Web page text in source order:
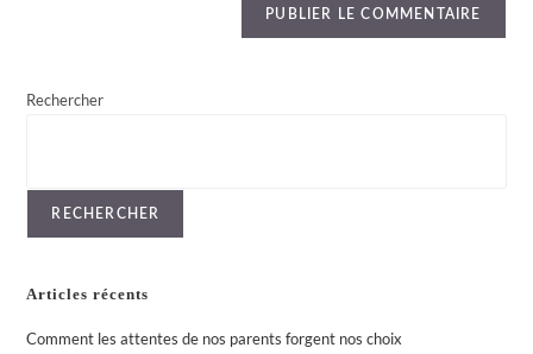
Rechercher
RECHERCHER
Articles récents
Comment les attentes de nos parents forgent nos choix